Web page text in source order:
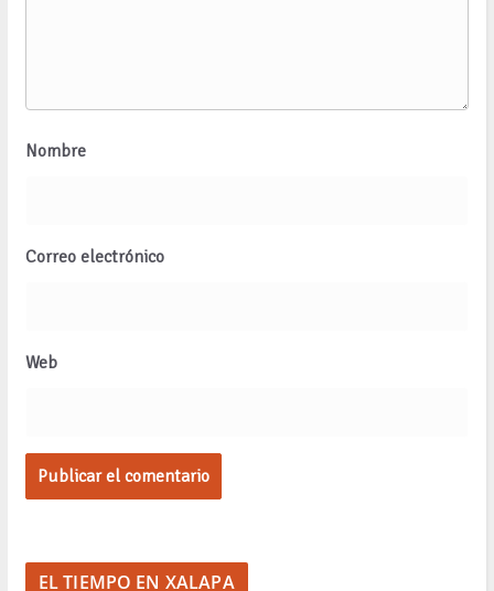
Nombre
Correo electrónico
Web
EL TIEMPO EN XALAPA